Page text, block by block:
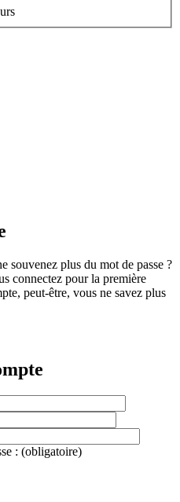
souvenez plus du mot de passe ?
connectez pour la première
peut-être, vous ne savez plus
: (obligatoire)